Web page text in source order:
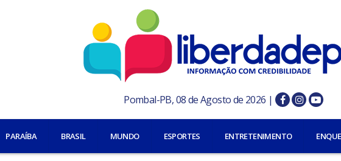
Pombal-PB, 08 de Agosto de 2026 |
PARAÍBA BRASIL MUNDO ESPORTES ENTRETENIMENTO